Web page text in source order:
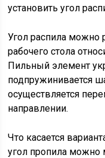
установить угол
Угол распила можно
рабочего стола
Пильный элемент
подпружинивается
осуществляется
направлении.
Что касается
угол пропила можно